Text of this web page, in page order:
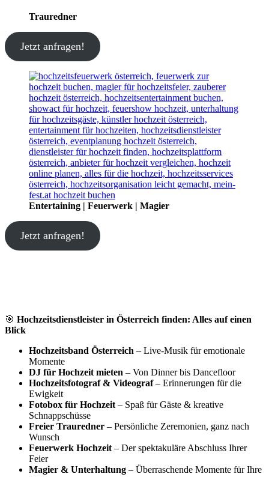
Trauredner
Jetzt anfragen!
Entertaining | Feuerwerk | Magier
Jetzt anfragen!
🎯 Hochzeitsdienstleister in Österreich finden: Alles auf einen
Blick
Hochzeitsband Österreich – Live-Musik für emotionale
Momente
DJ für Hochzeit mieten – Von Dinner bis Dancefloor
Hochzeitsfotograf & Videograf– Erinnerungen für die
Ewigkeit
Fotobox für Hochzeit – Spaß für Gäste & kreative
Schnappschüsse
Freier Trauredner – Persönliche Zeremonien, ganz nach
Wunsch
Feuerwerk Hochzeit – Der spektakuläre Abschluss Ihrer
Feier
Magier & Unterhaltung – Überraschende Momente für Ihre